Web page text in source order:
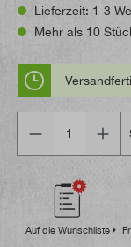
Lieferzeit: 1-3
Mehr als 10
Auf die Wunschliste